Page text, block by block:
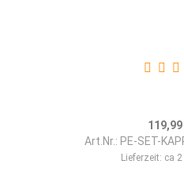
119,99
Art.Nr.: PE-SET-
Lieferzeit: ca